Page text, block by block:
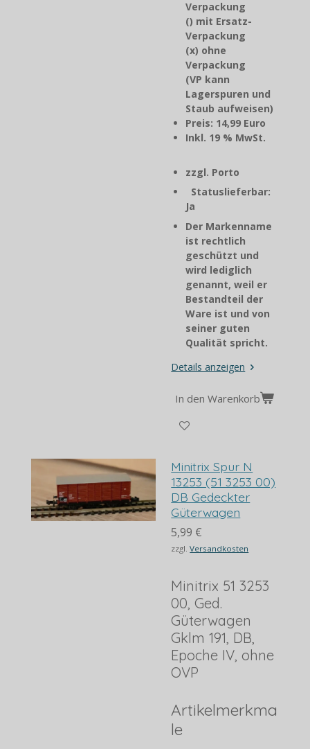
Verpackung
() mit Ersatz-
Verpackung
(x) ohne
Verpackung
(VP kann
Lagerspuren und
Staub aufweisen)
Preis: 14,99 Euro
Inkl. 19 % MwSt.
zzgl. Porto
Statuslieferbar:
Ja
Der Markenname
ist rechtlich
geschützt und
wird lediglich
genannt, weil er
Bestandteil der
Ware ist und von
seiner guten
Qualität spricht.
Details anzeigen
In den Warenkorb
Minitrix Spur N
13253 (51 3253 00)
DB Gedeckter
Güterwagen
5,99 €
zzgl.Versandkosten
Minitrix 51 3253
00, Ged.
Güterwagen
Gklm 191, DB,
Epoche IV, ohne
OVP
Artikelmerkma
le